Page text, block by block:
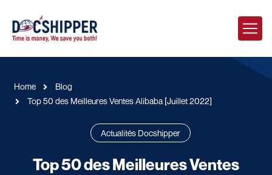
Home
Blog
Top 50 des Meilleures Ventes Alibaba [Juillet 2022]
Actualités Docshipper
Top 50 des Meilleures Ventes